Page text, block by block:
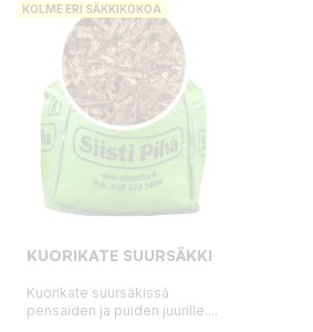
KOLME ERI SÄKKIKOKOA
KUORIKATE SUURSÄKKI
Kuorikate suursäkissä
pensaiden ja puiden juurille....